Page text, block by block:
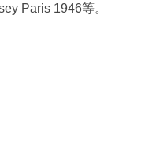
Paris 1946等。